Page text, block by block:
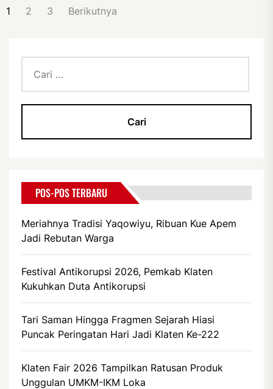
PAGINASI
1 2 3 Berikutnya
untuk:
POS-POS TERBARU
Meriahnya Tradisi Yaqowiyu, Ribuan Kue Apem
Jadi Rebutan Warga
Festival Antikorupsi 2026, Pemkab Klaten
Kukuhkan Duta Antikorupsi
Tari Saman Hingga Fragmen Sejarah Hiasi
Puncak Peringatan Hari Jadi Klaten Ke-222
Klaten Fair 2026 Tampilkan Ratusan Produk
Unggulan UMKM-IKM Loka